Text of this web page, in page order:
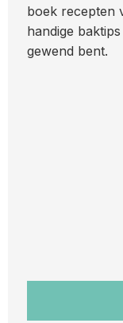
boek recepten
handige
gewend bent.